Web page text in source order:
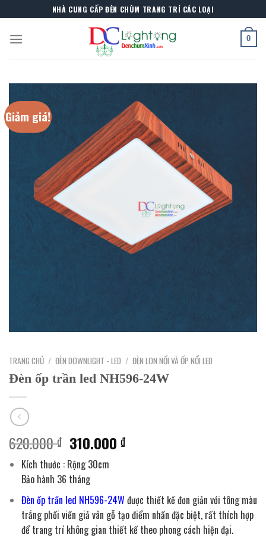
to
content
NHÀ CUNG CẤP ĐÈN CHÙM TRANG TRÍ CÁC LOẠI
0
Giảm giá!
TRANG CHỦ / ĐÈN DOWNLIGHT - LED / ĐÈN LON NỔI VÀ ỐP NỔI LED
Đèn ốp trần led NH596-24W
620.000₫ Giá
gốc
là:
620.000 ₫.
310.000₫Giá
310.000 ₫.
Kích thước : Rộng 30cm
Bảo hành 36 tháng
Đèn ốp trần led NH596-24W được thiết kế đơn giản với tông màu
trắng phối viền giả vân gỗ tạo điểm nhấn đặc biệt, rất thích hợp
để trang trí không gian thiết kế theo phong cách hiện đại.